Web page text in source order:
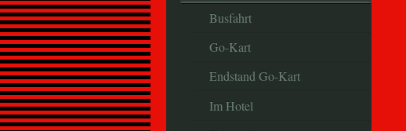
Busfahrt
Go-Kart
Endstand Go-Kart
Im Hotel